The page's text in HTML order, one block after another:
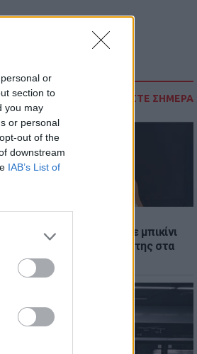
or
section to
you may
or personal
out of the
downstream
IAB’s List of
ΔΙΑΒΑΣΤΕ ΣΗΜΕΡΑ
Στεφανίδου φόρεσε μπικίνι
εντυπωσίασε με το κορμί της στα
νερά του Ιονίου